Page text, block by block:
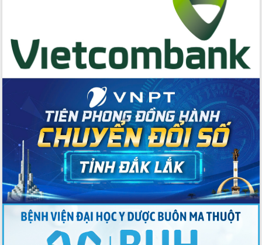
Đẩy mạnh cải cách hành chính, quyết
tâm đạt được mục tiêu tăng trưởng
hai con số trong năm 2026
Tổ chức trang trọng Lễ hội Đền thờ
Lương Văn Chánh năm 2026
Phó Bí thư Tỉnh ủy Đắk Lắk Đỗ Hữu
Huy giữ chức Bí thư Đảng ủy Ủy Ban
Nhân dân tỉnh
Bệnh án điện tử thúc đẩy chuyển đổi
số y tế tại Đắk Lắk
Chuyển đổi số thư viện: Mở rộng
không gian tri thức trong thời đại số
Đánh giá, rút kinh nghiệm công tác tổ
chức diễn tập trước ngày bầu cử
Chương trình “Gặp gỡ hữu nghị –
Friendship Meeting New Year 2026”